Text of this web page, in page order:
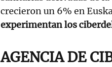
crecieron un 6% en
experimentan los
AGENCIA DE